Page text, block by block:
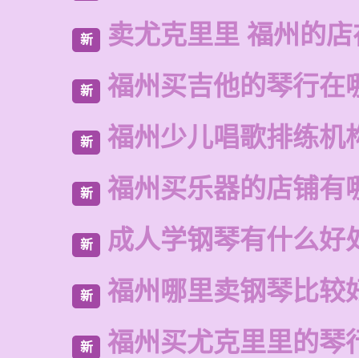
新 卖尤克里里 福州的
新 福州买吉他的琴行在
新 福州少儿唱歌排练机
新 福州买乐器的店铺有
新 成人学钢琴有什么好
新 福州哪里卖钢琴比较
新 福州买尤克里里的琴